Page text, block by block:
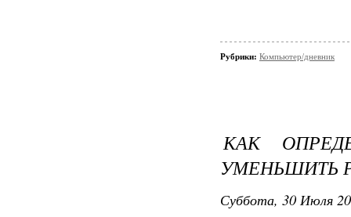
Рубрики: Компьютер/дневник
КАК
УМЕНЬШИТЬ
Суббота, 30 Июля